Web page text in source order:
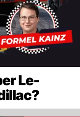
Le-